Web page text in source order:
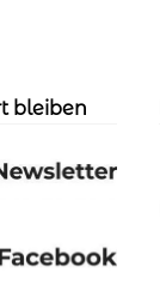
der
bleiben